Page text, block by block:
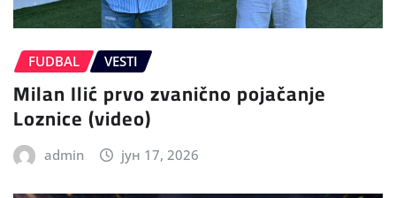
FUDBAL VESTI
Milan Ilić prvo zvanično pojačanje
Loznice (video)
admin јун 17, 2026